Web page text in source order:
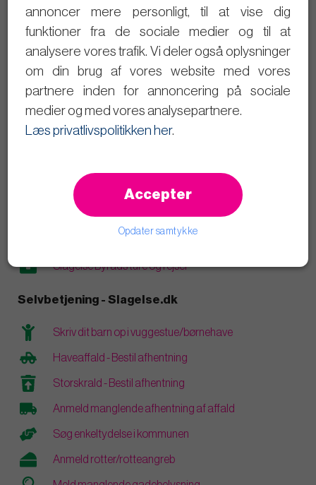
Følg med i det politiske arbejde
Dagsordener og referater
Se byrådsmøderne på video
Læs blogindlæg
Åbenhed og transparens
Slagelse Byråds ture og rejser
Selvbetjening - Slagelse.dk
Skriv dit barn op i vuggestue/børnehave
Haveaffald - Bestil afhentning
Storskrald - Bestil afhentning
Anmeld manglende afhentning af affald
Søg enkeltydelse i kommunen
Anmeld rotter/rotteangreb
annoncer mere personligt, til at vise dig
funktioner fra de sociale medier og til at
analysere vores trafik. Vi deler også oplysninger
om din brug af vores website med vores
partnere inden for annoncering på sociale
medier og med vores analysepartnere.
Læs privatlivspolitikken her.
Accepter
Opdater samtykke